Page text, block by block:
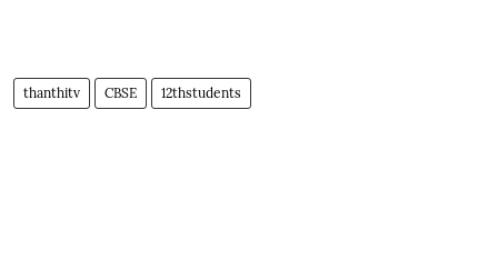
thanthitv CBSE 12thstudents